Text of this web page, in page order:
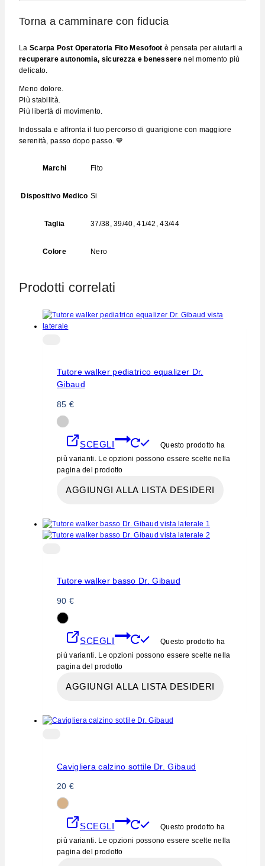
Torna a camminare con fiducia
La Scarpa Post Operatoria Fito Mesofootè pensata per aiutarti a
recuperare autonomia, sicurezza e benesserenel momento più
delicato.
Meno dolore.
Più stabilità.
Più libertà di movimento.
Indossala e affronta il tuo percorso di guarigione con maggiore
serenità, passo dopo passo. 💙
Marchi Fito
Dispositivo Medico Si
Taglia 37/38, 39/40, 41/42, 43/44
Colore Nero
Prodotti correlati
Tutore walker pediatrico equalizer Dr.
Gibaud
85 €
SCEGLI
Questo prodotto ha
più varianti. Le opzioni possono essere scelte nella
pagina del prodotto
AGGIUNGI ALLA LISTA DESIDERI
Tutore walker basso Dr. Gibaud
90 €
SCEGLI
Questo prodotto ha
più varianti. Le opzioni possono essere scelte nella
pagina del prodotto
AGGIUNGI ALLA LISTA DESIDERI
Cavigliera calzino sottile Dr. Gibaud
20 €
SCEGLI
Questo prodotto ha
più varianti. Le opzioni possono essere scelte nella
pagina del prodotto